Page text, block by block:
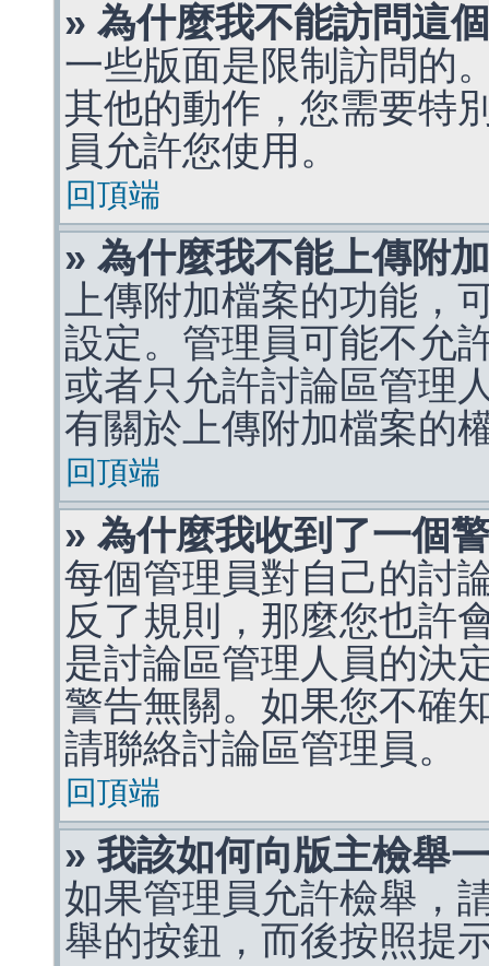
» 為什麼我不能訪問這
一些版面是限制訪問的
其他的動作，您需要特
員允許您使用。
回頂端
» 為什麼我不能上傳附
上傳附加檔案的功能，
設定。管理員可能不允
或者只允許討論區管理
有關於上傳附加檔案的
回頂端
» 為什麼我收到了一個
每個管理員對自己的討
反了規則，那麼您也許
是討論區管理人員的決
警告無關。如果您不確
請聯絡討論區管理員。
回頂端
» 我該如何向版主檢舉
如果管理員允許檢舉，
舉的按鈕，而後按照提